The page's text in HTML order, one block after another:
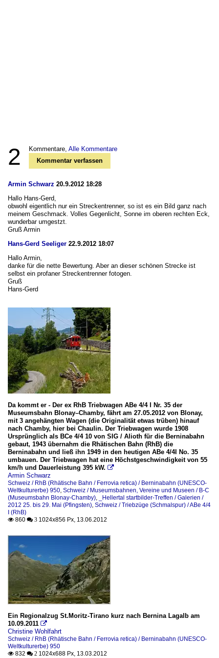
2 Kommentare, Alle Kommentare
Kommentar verfassen
Armin Schwarz 20.9.2012 18:28
Hallo Hans-Gerd,
obwohl eigentlich nur ein Streckentrenner, so ist es ein Bild ganz nach
meinem Geschmack. Volles Gegenlicht, Sonne im oberen rechten Eck,
wunderbar umgestzt.
Gruß Armin
Hans-Gerd Seeliger 22.9.2012 18:07
Hallo Armin,
danke für die nette Bewertung. Aber an dieser schönen Strecke ist
selbst ein profaner Streckentrenner fotogen.
Gruß
Hans-Gerd
Da kommt er - Der ex RhB Triebwagen ABe 4/4 I Nr. 35 der
Museumsbahn Blonay–Chamby, fährt am 27.05.2012 von Blonay,
mit 3 angehängten Wagen (die Originalität etwas trüben) hinauf
nach Chamby, hier bei Chaulin. Der Triebwagen wurde 1908
Ursprünglich als BCe 4/4 10 von SIG / Alioth für die Berninabahn
gebaut, 1943 übernahm die Rhätischen Bahn (RhB) die
Berninabahn und ließ ihn 1949 in den heutigen ABe 4/4I No. 35
umbauen. Der Triebwagen hat eine Höchstgeschwindigkeit von 55
km/h und Dauerleistung 395 kW. 
Armin Schwarz
Schweiz / RhB (Rhätische Bahn / Ferrovia retica) / Berninabahn (UNESCO-
Weltkulturerbe) 950, Schweiz / Museumsbahnen, Vereine und Museen / B-C
(Museumsbahn Blonay-Chamby),
_Hellertal startbilder-Treffen / Galerien /
2012 25. bis 29. Mai (Pfingsten), Schweiz / Triebzüge (Schmalspur) / ABe 4/4
I (RhB)
 860  3 1024x856 Px, 13.06.2012
Ein Regionalzug St.Moritz-Tirano kurz nach Bernina Lagalb am
10.09.2011 
Christine Wohlfahrt
Schweiz / RhB (Rhätische Bahn / Ferrovia retica) / Berninabahn (UNESCO-
Weltkulturerbe) 950
 832  2 1024x688 Px, 13.03.2012